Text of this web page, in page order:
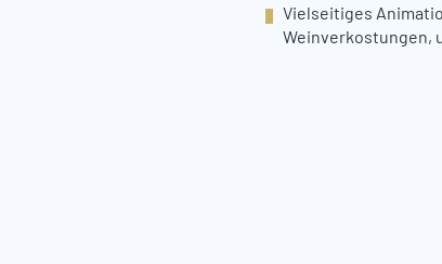
Vielseitiges
Weinverkostungen,